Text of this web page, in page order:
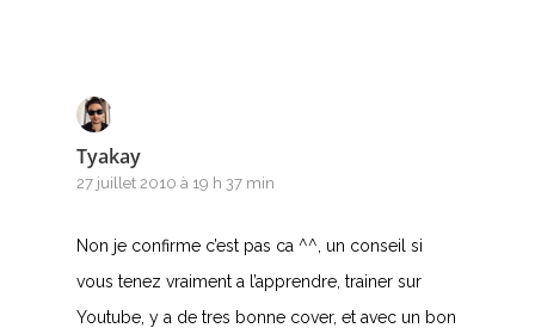
Tyakay
27 juillet 2010 à 19 h 37 min
Non je confirme c’est pas ca ^^, un conseil si
vous tenez vraiment a l’apprendre, trainer sur
Youtube, y a de tres bonne cover, et avec un bon